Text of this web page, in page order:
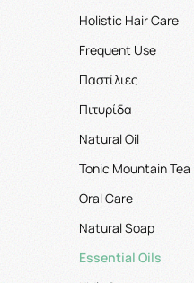
Holistic Hair Care
Frequent Use
Παστίλιες
Πιτυρίδα
Natural Oil
Tonic Mountain Tea
Oral Care
Natural Soap
Essential Oils